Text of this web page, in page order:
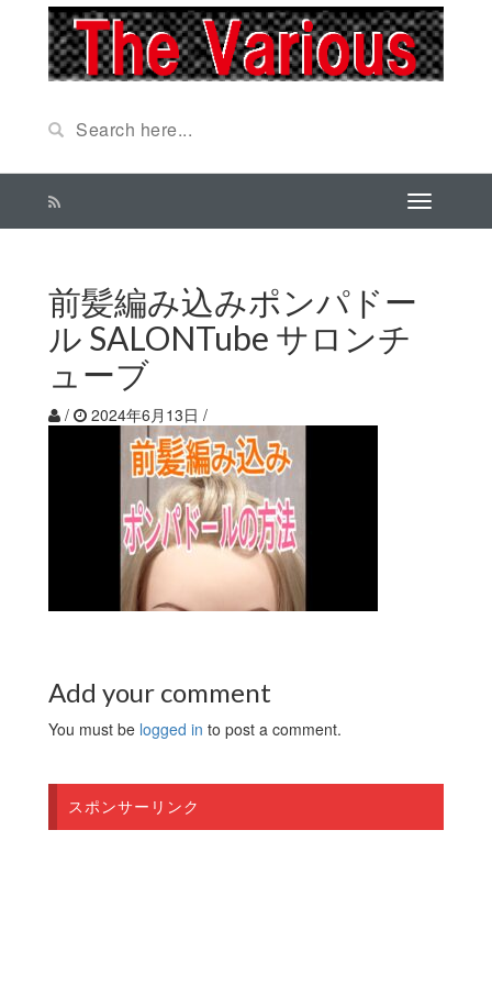
前髪編み込みポンパドー
ル SALONTube サロンチ
ューブ
/ 2024年6月13日 /
Add your comment
You must be logged in to post a comment.
スポンサーリンク